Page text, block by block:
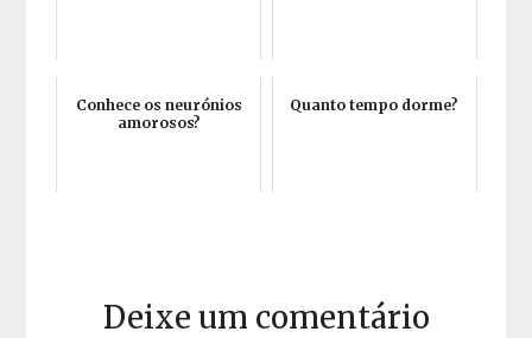
Conhece os neurónios
amorosos?
Quanto tempo dorme?
Deixe um comentário